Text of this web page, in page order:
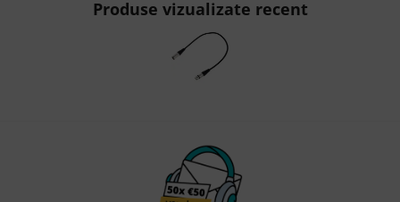
Produse vizualizate recent